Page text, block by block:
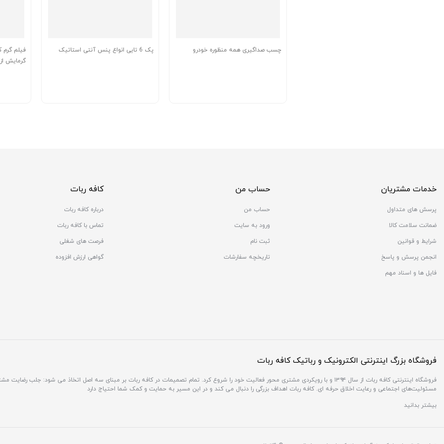
چسب صداگیری همه منظوره خودرو پک 6 تایی انواع پنس آنتی استاتیک
فیلم
گرمایش از
خدمات مشتریان
پرسش های متداول
ضمانت سلامت کالا
شرایط و قوانین
انجمن پرسش و پاسخ
فایل ها و اسناد مهم
حساب من
حساب من
ورود به سایت
ثبت نام
تاریخچه سفارشات
کافه ربات
درباره کافه ربات
تماس با کافه ربات
فرصت های شغلی
گواهی ارزش افزوده
فروشگاه بزرگ اینترنتی الکترونیک و رباتیک کافه ربات
فروشگاه اینترنتی کافه ربات از سال ۱۳۹۴ و با رویکردی مشتری محور فعالیت خود را شروع کرد. تمام تصمیمات در کافه ربات بر مبنای سه اصل اتخاذ می شود: جلب
مسئولیت‌های اجتماعی و رعایت اخلاق حرفه ای. کافه ربات اهداف بزرگی را دنبال می کند و در این مسیر به حمایت و کمک شما احتیاج دارد
بیشتر بدانید